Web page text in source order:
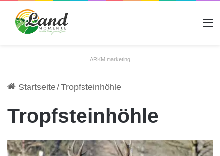
ARKM.marketing
Startseite/Tropfsteinhöhle
Tropfsteinhöhle